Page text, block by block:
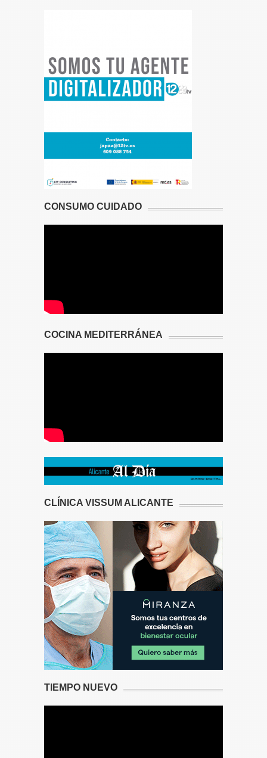
CONSUMO CUIDADO
COCINA MEDITERRÁNEA
CLÍNICA VISSUM ALICANTE
TIEMPO NUEVO